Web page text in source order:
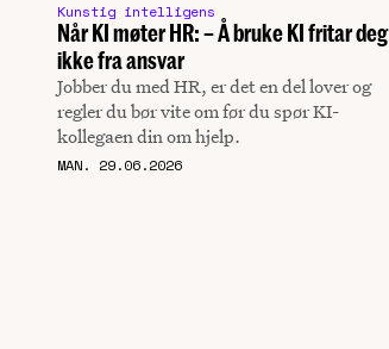
Kunstig intelligens
Når KI møter HR: – Å bruke KI fritar deg
ikke fra ansvar
Jobber du med HR, er det en del lover og
regler du bør vite om før du spør KI-
kollegaen din om hjelp.
MAN. 29.06.2026